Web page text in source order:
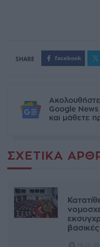
facebook
Google News
και μάθετε
ΣΧΕΤΙΚΆ
βασικές